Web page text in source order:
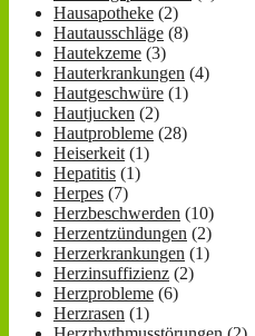
Hausapotheke (2)
Hautausschläge (8)
Hautekzeme (3)
Hauterkrankungen (4)
Hautgeschwüre (1)
Hautjucken (2)
Hautprobleme (28)
Heiserkeit (1)
Hepatitis (1)
Herpes (7)
Herzbeschwerden (10)
Herzentzündungen (2)
Herzerkrankungen (1)
Herzinsuffizienz (2)
Herzprobleme (6)
Herzrasen (1)